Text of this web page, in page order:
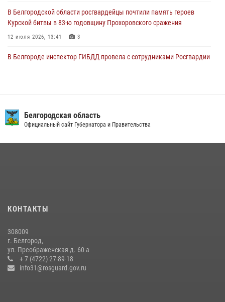
В Белгородской области росгвардейцы почтили память героев
Курской битвы в 83-ю годовщину Прохоровского сражения
12 июля 2026, 13:41 3
В Белгороде инспектор ГИБДД провела с сотрудниками Росгвардии
подготовке спецподразделения в эфире радио «России - Белгород»
22 июля 2026, 14:36
боксу
Росгвардейцы провели урок безопасности для воспитанников
Старооскольского военно-патриотического клуба
10 июля 2026, 06:30
Белгородская область
Официальный сайт Губернатора и Правительства
КОНТАКТЫ
308009
г. Белгород,
ул. Преображенская д. 60 а
+ 7 (4722) 27-89-18
info31@rosguard.gov.ru